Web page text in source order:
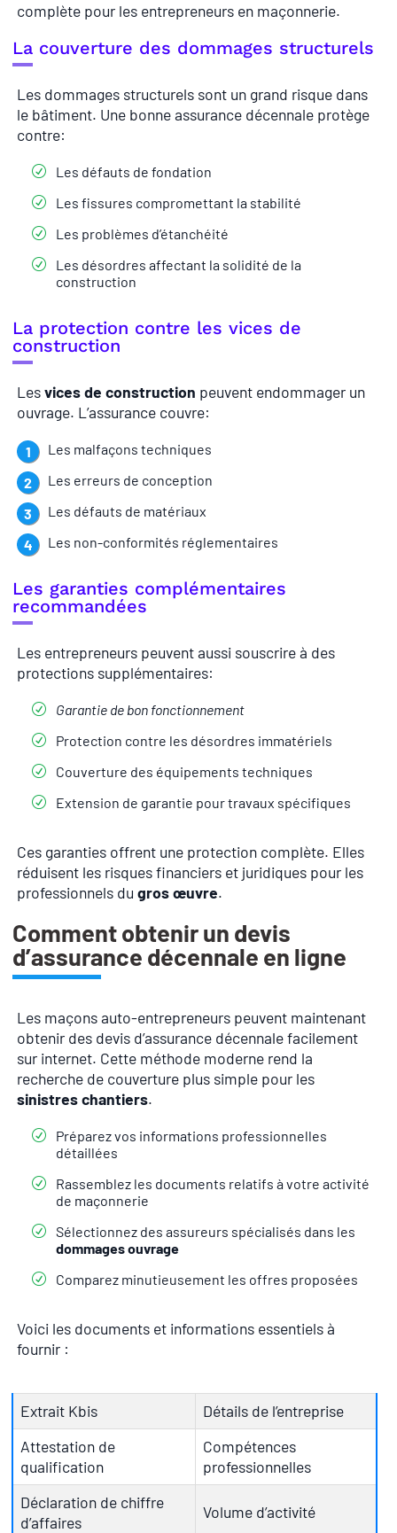
complète pour les entrepreneurs en maçonnerie.
La couverture des dommages structurels
Les dommages structurels sont un grand risque dans
le bâtiment. Une bonne assurance décennale protège
contre:
Les défauts de fondation
Les fissures compromettant la stabilité
Les problèmes d’étanchéité
Les désordres affectant la solidité de la
construction
La protection contre les vices de
construction
Lesvices de construction peuvent endommager un
ouvrage. L’assurance couvre:
Les malfaçons techniques
Les erreurs de conception
Les défauts de matériaux
Les non-conformités réglementaires
Les garanties complémentaires
recommandées
Les entrepreneurs peuvent aussi souscrire à des
protections supplémentaires:
Garantie de bon fonctionnement
Protection contre les désordres immatériels
Couverture des équipements techniques
Extension de garantie pour travaux spécifiques
Ces garanties offrent une protection complète. Elles
réduisent les risques financiers et juridiques pour les
professionnels du gros œuvre.
Comment obtenir un devis
d’assurance décennale en ligne
Les maçons auto-entrepreneurs peuvent maintenant
obtenir des devis d’assurance décennale facilement
sur internet. Cette méthode moderne rend la
recherche de couverture plus simple pour les
sinistres chantiers.
Préparez vos informations professionnelles
détaillées
Rassemblez les documents relatifs à votre activité
de maçonnerie
Sélectionnez des assureurs spécialisés dans les
dommages ouvrage
Comparez minutieusement les offres proposées
Voici les documents et informations essentiels à
fournir :
Extrait Kbis
Détails de l’entreprise
Attestation de
qualification
Compétences
professionnelles
Déclaration de chiffre
d’affaires
Volume d’activité